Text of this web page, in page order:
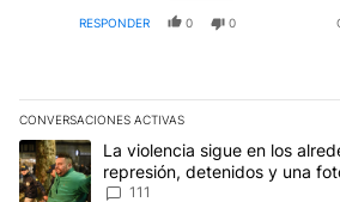
RESPONDER 0 0
CONVERSACIONES ACTIVAS
Este listado muestra los artículos con
Un artículo de tendencia con el título
La violencia sigue en los
represión, detenidos y una
111